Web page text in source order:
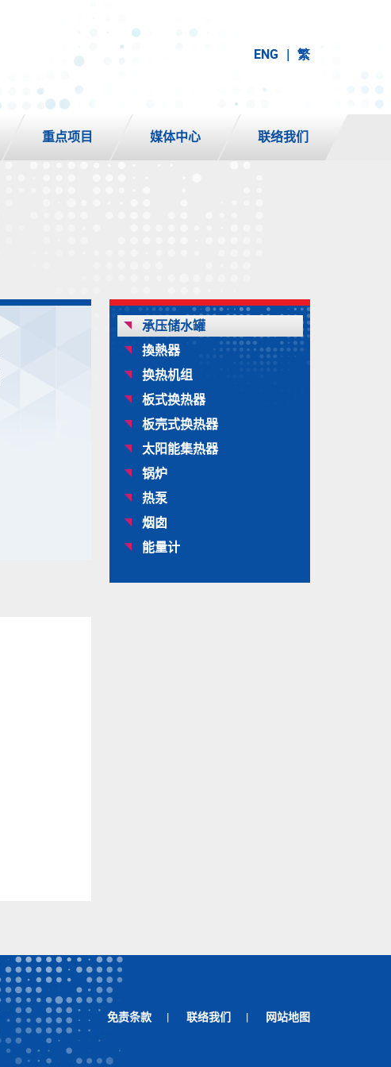
ENG 繁
重点项目 媒体中心 联络我们
承压储水罐
換熱器
换热机组
板式换热器
板壳式换热器
太阳能集热器
锅炉
热泵
烟囱
能量计
免责条款 联络我们 网站地图